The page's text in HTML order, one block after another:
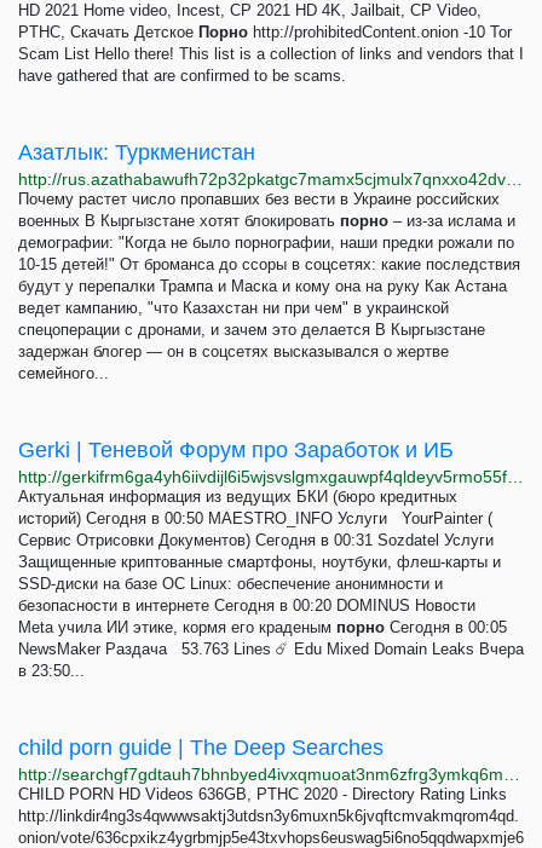
HD 2021 Home video, Incest, CP 2021 HD 4K, Jailbait, CP Video,
PTHC, Скачать Детское Порно http://prohibitedСontent.onion -10 Tor
Scam List Hello there! This list is a collection of links and vendors that I
have gathered that are confirmed to be scams.
Азатлык: Туркменистан
Почему растет число пропавших без вести в Украине российских
военных В Кыргызстане хотят блокировать порно – из-за ислама и
демографии: "Когда не было порнографии, наши предки рожали по
10-15 детей!" От броманса до ссоры в соцсетях: какие последствия
будут у перепалки Трампа и Маска и кому она на руку Как Астана
ведет кампанию, "что Казахстан ни при чем" в украинской
спецоперации с дронами, и зачем это делается В Кыргызстане
задержан блогер — он в соцсетях высказывался о жертве
семейного...
Gerki | Теневой Форум про Заработок и ИБ
Актуальная информация из ведущих БКИ (бюро кредитных
историй) Сегодня в 00:50 MAESTRO_INFO Услуги YourPainter (
Сервис Отрисовки Документов) Сегодня в 00:31 Sozdatel Услуги
Защищенные криптованные смартфоны, ноутбуки, флеш-карты и
SSD-диски на базе ОС Linux: обеспечение анонимности и
безопасности в интернете Сегодня в 00:20 DOMINUS Новости
Meta учила ИИ этике, кормя его краденым порно Сегодня в 00:05
NewsMaker Раздача 53.763 Lines ☄️ Edu Mixed Domain Leaks Вчера
в 23:50...
child porn guide | The Deep Searches
CHILD PORN HD Videos 636GB, PTHC 2020 - Directory Rating Links
http://linkdir4ng3s4qwwwsaktj3utdsn3y6muxn5k6jvqftcmvakmqrom4qd.
onion/vote/636cpxikz4ygrbmjp5e43txvhops6euswag5i6no5qqdwapxmje6